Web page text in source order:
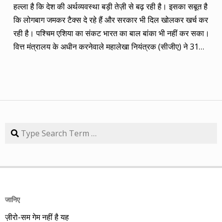
(तीन से पांच साल का) लक्ष्य साल भर में ही पूरा कर लिया है, जबकि एक
कंपनी 84.57 प्रतिशत रिटर्न के साथ लक्ष्य से ज़रा-सा पीछे है। तारीख
कंपनी तब का भाव समय लक्ष्य 30/09/14 का भाव रिटर्न (%) 01/09/13
डॉ. रेड्डीज़ लैब 2292.90 3 साल 2815 3229.60 40.85 08/09/13
संतुलन बनाकर चलते हैं। यह भी बताते हैं कि कहां पर एंट्री करें और आपके
हासिल कर चुका है और यही नहीं, 24 सितंबर 2014 को 3356.60 रुपए
पर 52 हफ्ते का शिखर पकड़ चुका है। एचडीएफसी बैंक भी लक्ष्य हासिल
हल्ला है कि देश की अर्थव्यवस्था बड़ी तेज़ी से बढ़ रही है। इसका सबूत है
कि लोगबाग जमकर टैक्स दे रहे हैं और सरकार भी दिल खोलकर खर्च कर
रही है। पश्चिम एशिया का संकट भारत का बाल बांका भी नहीं कर सका।
वित्त मंत्रालय के अधीन करनेवाले महालेखा नियंत्रक (सीजीए) ने 31
व्यय का 25.4% है, जबकि साल भर पहले की समान अवधि में उसने बजट में
साल भर पहले से 11% अधिक है। फिर भी सरकार के खजाने की स्थिति
दुरुस्त है। जून 2026 की तिमाही में केंद्र का राजस्व 10.49 लाख करोड़
करोड़ रुपए ज्यादा है जिसे वो ऋण लेकर पूरा करती है जो देश के राजकोषीय
निर्धारित रकम की 28.7% रही हैं। इसमें से राज्यों का हिस्सा देने के बाद
जानिए
ज़ीरो-सम गेम नहीं है यह